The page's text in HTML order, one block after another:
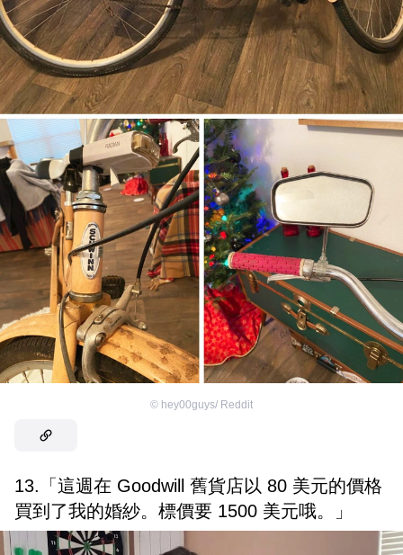
© hey00guys/ Reddit
13.「這週在 Goodwill 舊貨店以 80 美元的價格
買到了我的婚紗。標價要 1500 美元哦。」